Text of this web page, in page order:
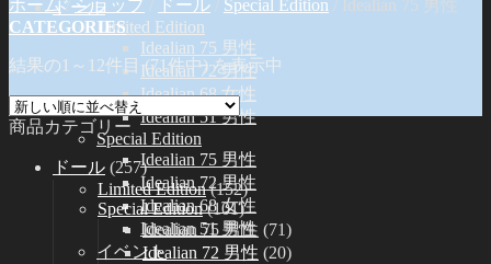
ドール
Limited Edition
Idealian 75 男性
Idealian 72 男性
Idealian 68 女性
Idealian 51 男性
Special Edition
Idealian 75 男性
Idealian 72 男性
Idealian 68 女性
Idealian 51 男性
イベント
ホーム / ショップ ドール Special Edition
Idealian 75 男性
CATEGORIES
結果の1～12件目 (71件中) を表示中
商品カテゴリー
ドール (257)
Limited Edition (152)
Special Edition (101)
Idealian 75 男性 (71)
Idealian 72 男性 (20)